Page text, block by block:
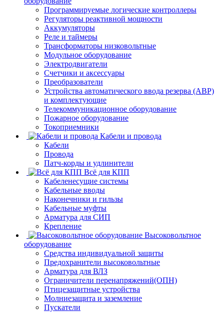
Программируемые логические контроллеры
Регуляторы реактивной мощности
Аккумуляторы
Реле и таймеры
Трансформаторы низковольтные
Модульное оборудование
Электродвигатели
Счетчики и аксессуары
Преобразователи
Устройства автоматического ввода резерва (АВР)
и комплектующие
Телекоммуникационное оборудование
Пожарное оборудование
Токоприемники
Кабели и провода
Кабели
Провода
Патч-корды и удлинители
Всё для КПП
Кабеленесущие системы
Кабельные вводы
Наконечники и гильзы
Кабельные муфты
Арматура для СИП
Крепление
Высоковольтное
оборудование
Средства индивидуальной защиты
Предохранители высоковольтные
Арматура для ВЛЗ
Ограничители перенапряжений(ОПН)
Птицезащитные устройства
Молниезащита и заземление
Пускатели